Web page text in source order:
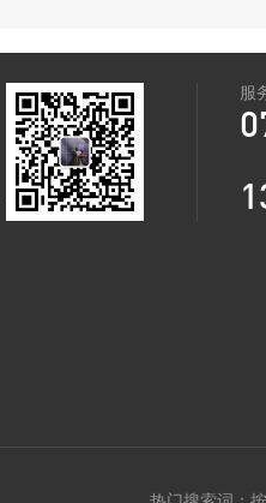
增抖音云游戏功能、限时可
示： 直播回放功能旨在帮
将陆续向用户开放。
服